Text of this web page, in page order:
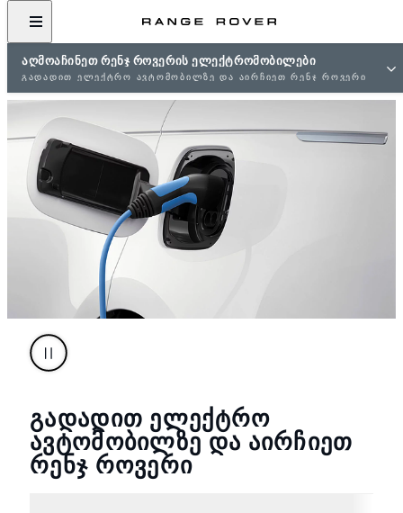
ᲐᲦᲛᲝᲐᲩᲘᲜᲔᲗ ᲠᲔᲜᲯ ᲠᲝᲕᲔᲠᲘᲡ ᲔᲚᲔᲥᲢᲠᲝᲛᲝᲑᲘᲚᲔᲑᲘ
ᲒᲐᲓᲐᲓᲘᲗ ᲔᲚᲔᲥᲢᲠᲝ ᲐᲕᲢᲝᲛᲝᲑᲘᲚᲖᲔ ᲓᲐ ᲐᲘᲠᲩᲘᲔᲗ ᲠᲔᲜᲯ ᲠᲝᲕᲔᲠᲘ
ᲒᲐᲓᲐᲓᲘᲗ ᲔᲚᲔᲥᲢᲠᲝ
ᲐᲕᲢᲝᲛᲝᲑᲘᲚᲖᲔ ᲓᲐ ᲐᲘᲠᲩᲘᲔᲗ
ᲠᲔᲜᲯ ᲠᲝᲕᲔᲠᲘ